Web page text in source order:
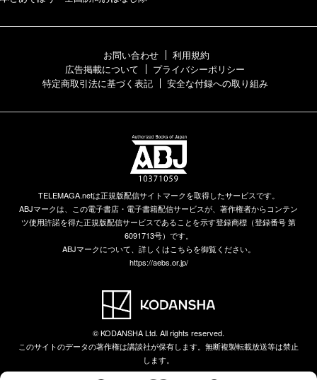
お問い合わせ
利用規約
広告掲載について
プライバシーポリシー
特定商取引法に基づく表記
安全な付録への取り組み
TELEMAGA.netは正規版配信サイトマークを取得したサービスです。
ABJマークは、この電子書店・電子書籍配信サービスが、著作権者からコンテン
ツ使用許諾を得た正規版配信サービスであることを示す登録商標（登録番号 第
6091713号）です。
ABJマークについて、詳しくはこちらを御覧ください。
https://aebs.or.jp/
© KODANSHA Ltd. All rights reserved.
このサイトのデータの著作権は講談社が保有します。無断複製転載放送等は禁止
します。